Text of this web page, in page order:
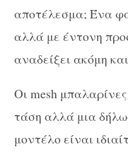
αποτέλεσμα; Ένα
αλλά με έντονη
αναδείξει ακόμη
Οι mesh
τάση αλλά μια
μοντέλο είναι